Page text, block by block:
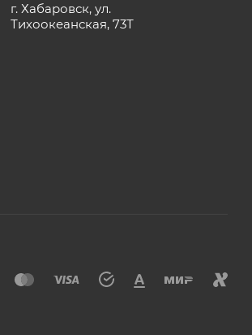
г. Хабаровск, ул.
Тихоокеанская, 73Т